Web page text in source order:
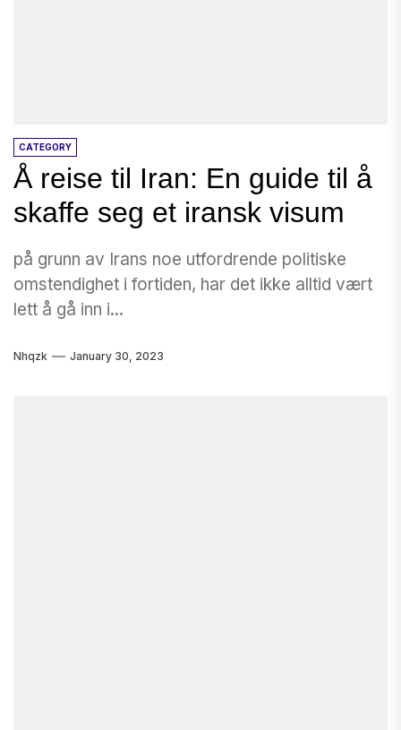
CATEGORY
Å reise til Iran: En guide til å
skaffe seg et iransk visum
på grunn av Irans noe utfordrende politiske
omstendighet i fortiden, har det ikke alltid vært
lett å gå inn i...
Nhqzk January 30, 2023